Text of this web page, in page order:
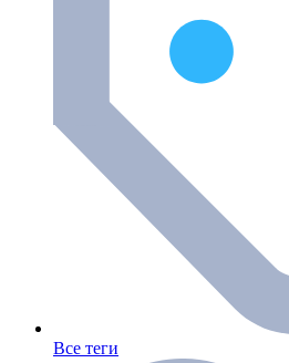
Все теги